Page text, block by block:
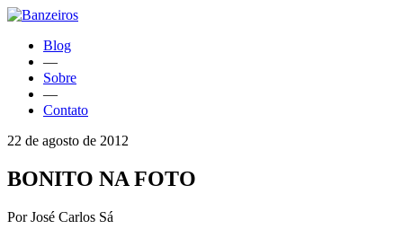
Blog
—
Sobre
—
Contato
22 de agosto de 2012
BONITO NA FOTO
Por José Carlos Sá